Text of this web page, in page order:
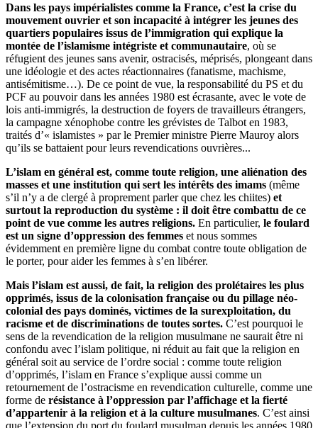
Dans les pays impérialistes comme la France, c’est la crise du
mouvement ouvrier et son incapacité à intégrer les jeunes des
quartiers populaires issus de l’immigration qui explique la
montée de l’islamisme intégriste et communautaire, où se
réfugient des jeunes sans avenir, ostracisés, méprisés, plongeant dans
une idéologie et des actes réactionnaires (fanatisme, machisme,
antisémitisme…). De ce point de vue, la responsabilité du PS et du
PCF au pouvoir dans les années 1980 est écrasante, avec le vote de
lois anti-immigrés, la destruction de foyers de travailleurs étrangers,
la campagne xénophobe contre les grévistes de Talbot en 1983,
traités d’« islamistes » par le Premier ministre Pierre Mauroy alors
qu’ils se battaient pour leurs revendications ouvrières...
L’islam en général est, comme toute religion, une aliénation des
masses et une institution qui sert les intérêts des imams (même
s’il n’y a de clergé à proprement parler que chez les chiites) et
surtout la reproduction du système : il doit être combattu de ce
point de vue comme les autres religions. En particulier, le foulard
est un signe d’oppression des femmes et nous sommes
évidemment en première ligne du combat contre toute obligation de
le porter, pour aider les femmes à s’en libérer.
Mais l’islam est aussi, de fait, la religion des prolétaires les plus
opprimés, issus de la colonisation française ou du pillage néo-
colonial des pays dominés, victimes de la surexploitation, du
racisme et de discriminations de toutes sortes. C’est pourquoi le
sens de la revendication de la religion musulmane ne saurait être ni
confondu avec l’islam politique, ni réduit au fait que la religion en
général soit au service de l’ordre social : comme toute religion
d’opprimés, l’islam en France s’explique aussi comme un
retournement de l’ostracisme en revendication culturelle, comme une
forme de résistance à l’oppression par l’affichage et la fierté
d’appartenir à la religion et à la culture musulmanes. C’est ainsi
que l’extension du port du foulard musulman depuis les années 1980